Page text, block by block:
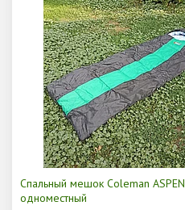
Спальный мешок Coleman ASPEN
одноместный